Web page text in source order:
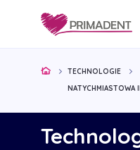
TECHNOLOGIE
NATYCHMIASTOWA